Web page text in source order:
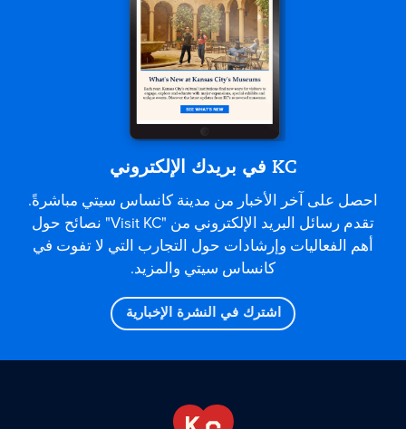
KC في بريدك الإلكتروني
احصل على آخر الأخبار من مدينة كانساس سيتي مباشرةً.
تقدم رسائل البريد الإلكتروني من "Visit KC" نصائح حول
أهم الفعاليات وإرشادات حول التجارب التي لا تفوت في
كانساس سيتي والمزيد.
اشترك في النشرة الإخبارية